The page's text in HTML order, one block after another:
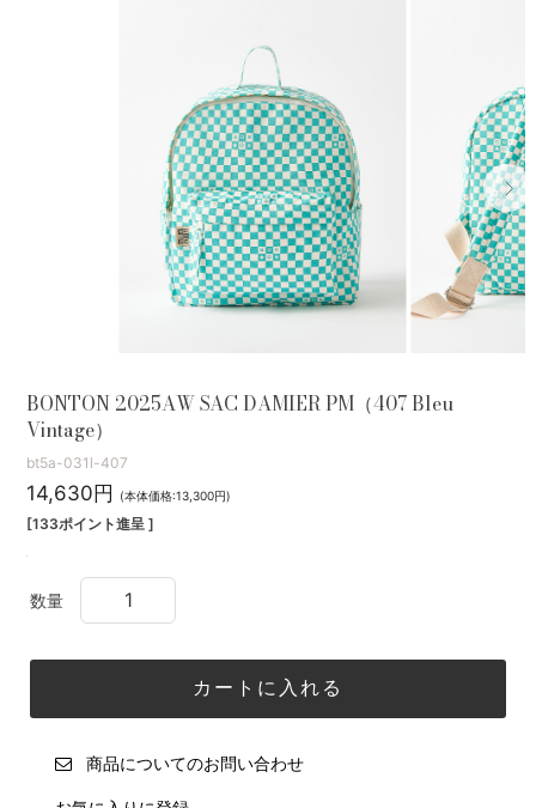
BONTON 2025AW SAC DAMIER PM（407 Bleu
Vintage）
bt5a-031l-407
14,630円 (本体価格:13,300円)
[133ポイント進呈 ]
数量
商品についてのお問い合わせ